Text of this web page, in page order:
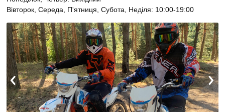
Вівторок, Середа, П'ятниця, Субота, Неділя: 10:00-19:00